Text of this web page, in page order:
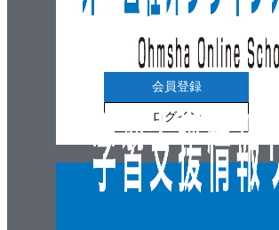
会員登録
ログイン